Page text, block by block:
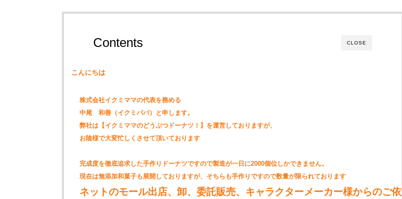
CLOSE
Contents
こんにちは
株式会社イクミママの代表を務める
中尾 和善（イクミパパ）と申します。
弊社は【イクミママのどうぶつドーナツ！】を運営しておりますが、
お陰様で大変忙しくさせて頂いております
完成度を徹底追求した手作りドーナツですので製造が一日に2000個位しかできません。
現在は無添加和菓子も展開しておりますが、そちらも手作りですので数量が限られております
ネットのモール出店、卸、委託販売、キャラクターメーカー様からのご依